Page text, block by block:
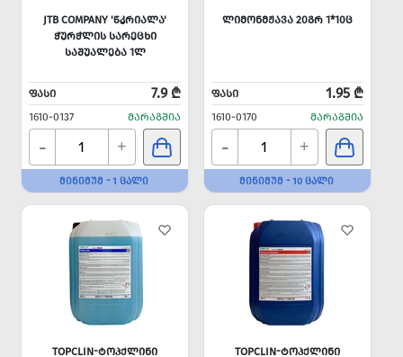
JTB COMPANY 'ᲬᲙᲠᲘᲐᲚᲐ'
ᲭᲣᲠᲭᲚᲘᲡ ᲡᲐᲠᲔᲪᲮᲘ
ᲡᲐᲨᲣᲐᲚᲔᲑᲐ 1Ლ
ᲤᲐᲡᲘ 7.9 ₾
1610-0137 ᲛᲐᲠᲐᲒᲨᲘᲐ
- +
ᲛᲘᲜᲘᲛᲣᲛ - 1 ᲪᲐᲚᲘ
ᲚᲘᲛᲝᲜᲛᲟᲐᲕᲐ 20ᲒᲠ 1*10Ც
ᲤᲐᲡᲘ 1.95 ₾
1610-0170 ᲛᲐᲠᲐᲒᲨᲘᲐ
- +
ᲛᲘᲜᲘᲛᲣᲛ - 10 ᲪᲐᲚᲘ
TOPCLIN-ᲢᲝᲞᲥᲚᲘᲜᲘ
TOPCLIN-ᲢᲝᲞᲥᲚᲘᲜᲘ